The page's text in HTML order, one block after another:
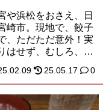
や浜松をおさえ、日
崎市。現地で、餃子
、ただただ意外！実
はせず、むしろ、
25.05.17 0